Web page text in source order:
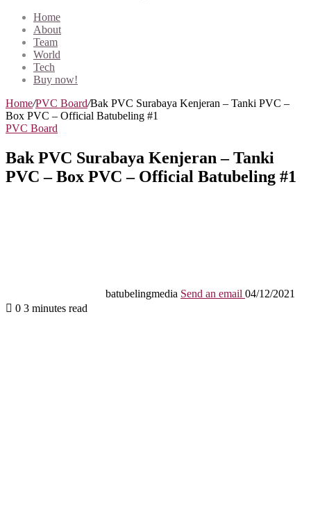
Home
About
Team
World
Tech
Buy now!
Home/PVC Board/Bak PVC Surabaya Kenjeran – Tanki PVC –
Box PVC – Official Batubeling #1
PVC Board
Bak PVC Surabaya Kenjeran – Tanki
PVC – Box PVC – Official Batubeling #1
batubelingmedia Send an email 04/12/2021
0 3 minutes read